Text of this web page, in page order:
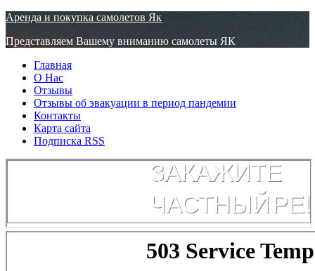
Аренда и покупка самолетов Як
Представляем Вашему вниманию самолеты ЯК
Главная
О Нас
Отзывы
Отзывы об эвакуации в период пандемии
Контакты
Карта сайта
Подписка RSS
Узнать больше. Хорошо, спасибо